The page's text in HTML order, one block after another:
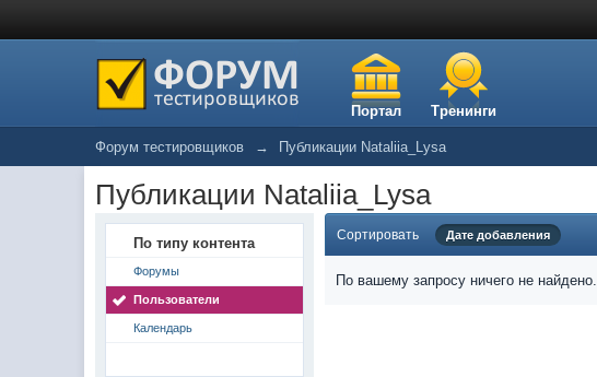
Портал Тренинги
Форум тестировщиков → Публикации Nataliia_Lysa
Публикации Nataliia_Lysa
По типу контента
Форумы
Пользователи
Календарь
Сортировать Дате добавления
По вашему запросу ничего не найдено.